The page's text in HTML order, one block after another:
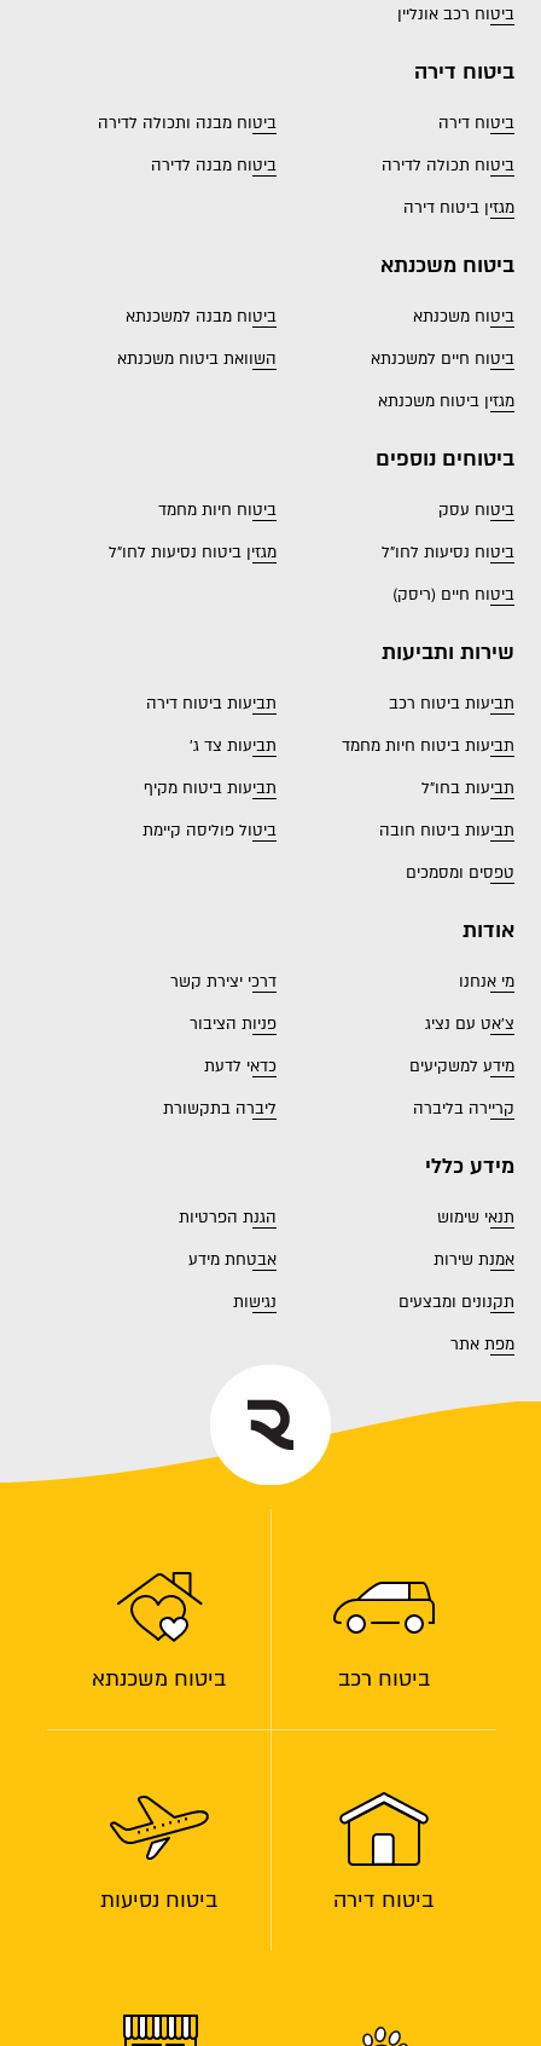
ביטוח רכב ביטוח משכנתא
ביטוח דירה ביטוח נסיעות
ביטוח רכב אונליין
ביטוח דירה
ביטוח דירה
ביטוח מבנה ותכולה לדירה
ביטוח תכולה לדירה
ביטוח מבנה לדירה
מגזין ביטוח דירה
ביטוח משכנתא
ביטוח משכנתא
ביטוח מבנה למשכנתא
ביטוח חיים למשכנתא
השוואת ביטוח משכנתא
מגזין ביטוח משכנתא
ביטוחים נוספים
ביטוח עסק
ביטוח חיות מחמד
ביטוח נסיעות לחו"ל
מגזין ביטוח נסיעות לחו"ל
ביטוח חיים (ריסק)
שירות ותביעות
תביעות ביטוח רכב
תביעות ביטוח דירה
תביעות ביטוח חיות מחמד
תביעות צד ג'
תביעות בחו"ל
תביעות ביטוח מקיף
תביעות ביטוח חובה
ביטול פוליסה קיימת
טפסים ומסמכים
אודות
מי אנחנו
דרכי יצירת קשר
צ'אט עם נציג
פניות הציבור
מידע למשקיעים
כדאי לדעת
קריירה בליברה
ליברה בתקשורת
מידע כללי
תנאי שימוש
הגנת הפרטיות
אמנת שירות
אבטחת מידע
תקנונים ומבצעים
נגישות
מפת אתר